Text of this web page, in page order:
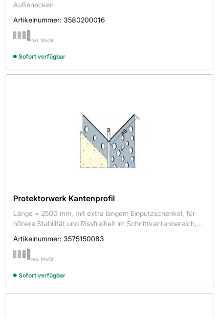
Außenecken
Artikelnummer: 3580200016
inkl. MwSt.
Sofort verfügbar
Protektorwerk Kantenprofil
Länge = 2500 mm, mit extra langem Einputzschenkel, für
höhere Stabilität und Rissfreiheit im Schnittkantenbereich,
Art.Nr.: 9179
Artikelnummer: 3575150083
inkl. MwSt.
Sofort verfügbar